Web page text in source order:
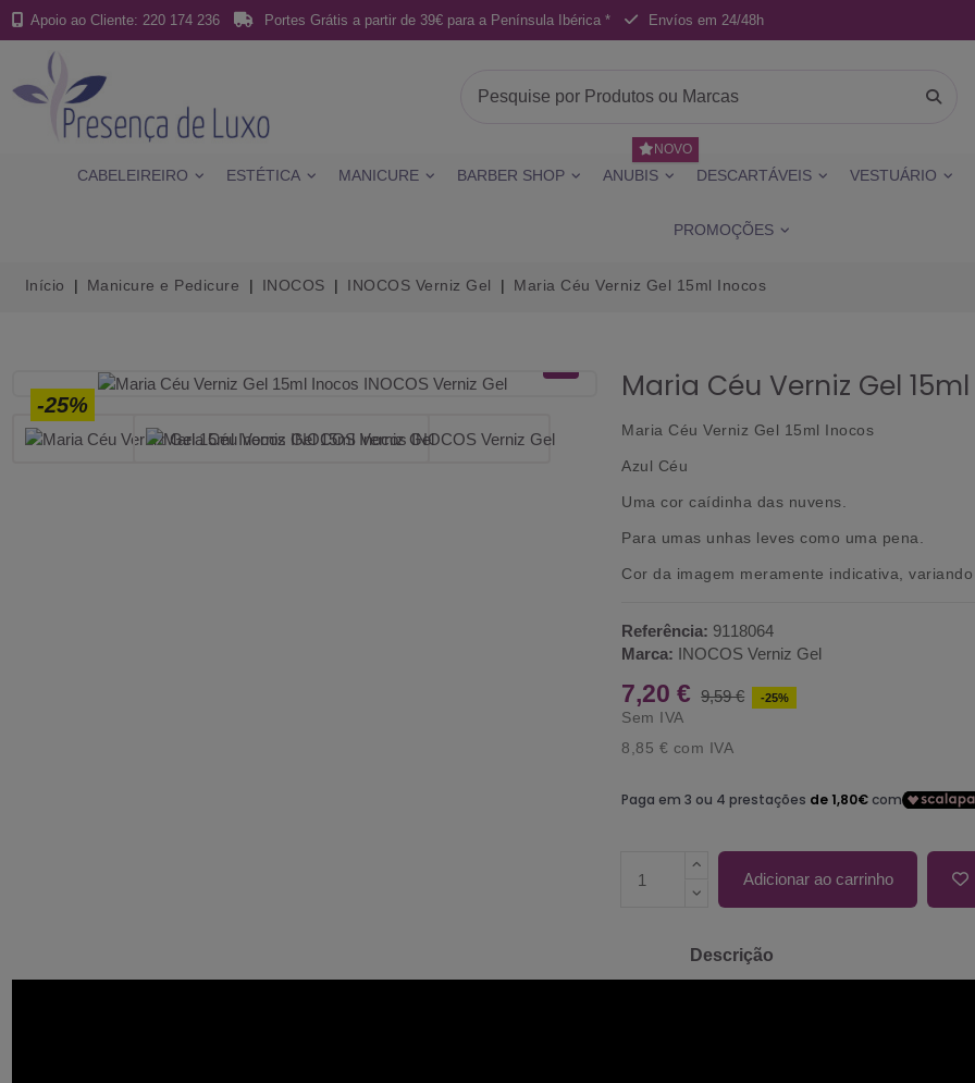
Apoio ao Cliente: 220 174 236 Portes Grátis a partir de 39€ para a Península Ibérica * Envíos em 24/48h
CABELEIREIRO ESTÉTICA MANICURE BARBER SHOP ANUBIS
NOVO
DESCARTÁVEIS VESTUÁRIO
PROMOÇÕES
Início Manicure e Pedicure INOCOS INOCOS Verniz Gel Maria Céu Verniz Gel 15ml Inocos
-25% Maria Céu Verniz Gel
Maria Céu Verniz Gel 15ml Inocos
Azul Céu
Uma cor caídinha das nuvens.
Para umas unhas leves como uma pena.
Cor da imagem meramente indicativa,
Referência: 9118064
Marca: INOCOS Verniz Gel
7,20 € 9,59 € -25%
Sem IVA
8,85 € com IVA
Adicionar ao carrinho
Descrição